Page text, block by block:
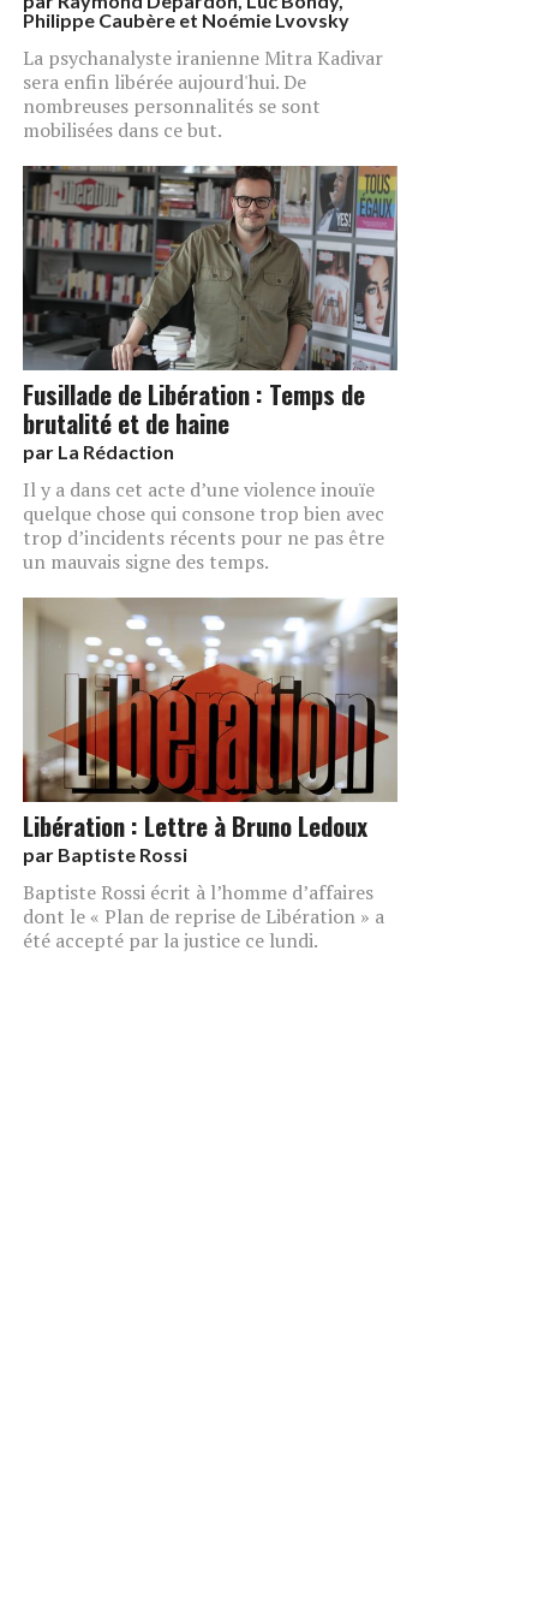
Philippe Caubère et Noémie Lvovsky
La psychanalyste iranienne Mitra Kadivar
sera enfin libérée aujourd'hui. De
nombreuses personnalités se sont
mobilisées dans ce but.
Fusillade de Libération : Temps de
brutalité et de haine
par La Rédaction
Il y a dans cet acte d’une violence inouïe
quelque chose qui consone trop bien avec
trop d’incidents récents pour ne pas être
un mauvais signe des temps.
Libération : Lettre à Bruno Ledoux
par Baptiste Rossi
Baptiste Rossi écrit à l’homme d’affaires
dont le « Plan de reprise de Libération » a
été accepté par la justice ce lundi.